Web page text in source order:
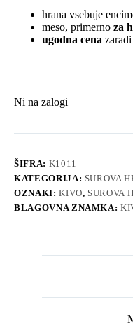
hrana vsebuje
meso, primerno za
ugodna cena
Ni na zalogi
ŠIFRA: K1011
KATEGORIJA: SUROVA
OZNAKI:KIVO, SUROVA
BLAGOVNA ZNAMKA: